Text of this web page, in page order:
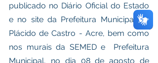
publicado no Diário Oficial do Estado
e no site da Prefeitura Municipal de
Plácido de Castro - Acre, bem como
nos murais da SEMED e  Prefeitura
Municipal, no dia 08 de agosto de